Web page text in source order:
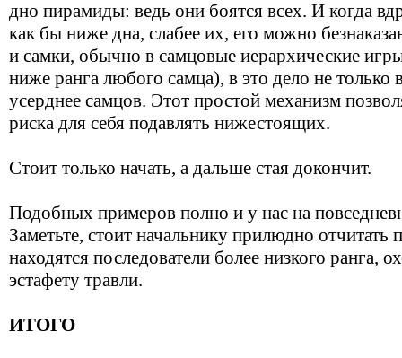
дно пирамиды: ведь они боятся всех. И когда
как бы ниже дна, слабее их, его можно
и самки, обычно в самцовые иерархические
ниже ранга любого самца), в это дело не только
усерднее самцов. Этот простой механизм
риска для себя подавлять нижестоящих.
Стоит только начать, а дальше стая докончит.
Подобных примеров полно и у нас на
Заметьте, стоит начальнику прилюдно отчитать
находятся последователи более низкого ранга,
эстафету травли.
ИТОГО